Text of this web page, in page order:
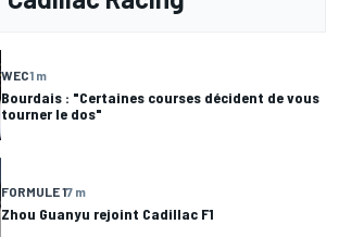
WEC1 m
Bourdais : "Certaines courses décident de vous
tourner le dos"
FORMULE 17 m
Zhou Guanyu rejoint Cadillac F1